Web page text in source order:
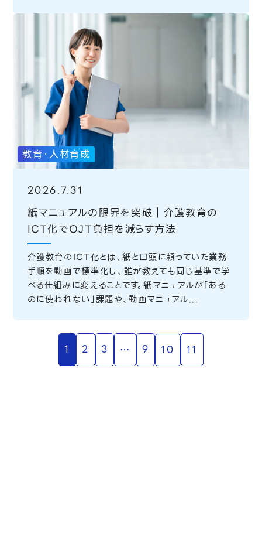
教育・人材育成
2026.7.31
紙マニュアルの限界を突破｜介護教育の
ICT化でOJT負担を減らす方法
介護教育のICT化とは、紙と口頭に頼っていた業務
手順を動画で標準化し、誰が教えても同じ基準で学
べる仕組みに変えることです。紙マニュアルが「ある
のに使われない」課題や、動画マニュアル...
1 2 3 … 9 10 11